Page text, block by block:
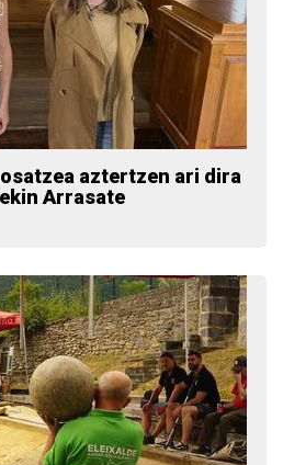
aztertzen ari dira
Arrasate